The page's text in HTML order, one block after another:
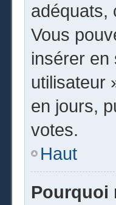
adéquats,
Vous
insérer en
utilisateur
en jours,
votes.
Haut
Pourquoi